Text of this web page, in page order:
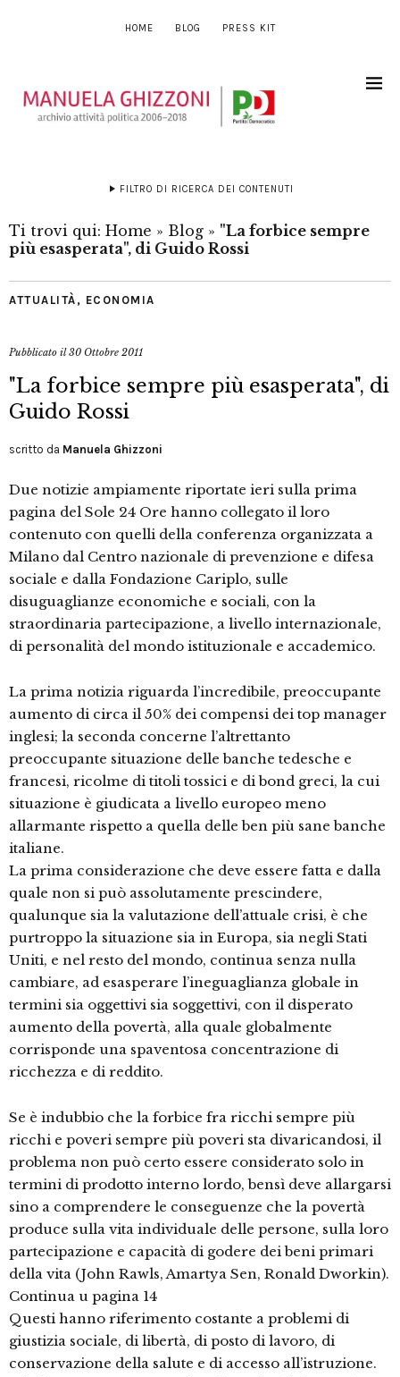
HOME BLOG PRESS KIT
FILTRO DI RICERCA DEI CONTENUTI
Ti trovi qui: Home » Blog » "La forbice sempre
più esasperata", di Guido Rossi
ATTUALITÀ , ECONOMIA
Pubblicato il30 Ottobre 2011
"La forbice sempre più esasperata", di
Guido Rossi
scritto da Manuela Ghizzoni
Due notizie ampiamente riportate ieri sulla prima
pagina del Sole 24 Ore hanno collegato il loro
contenuto con quelli della conferenza organizzata a
Milano dal Centro nazionale di prevenzione e difesa
sociale e dalla Fondazione Cariplo, sulle
disuguaglianze economiche e sociali, con la
straordinaria partecipazione, a livello internazionale,
di personalità del mondo istituzionale e accademico.
La prima notizia riguarda l’incredibile, preoccupante
aumento di circa il 50% dei compensi dei top manager
inglesi; la seconda concerne l’altrettanto
preoccupante situazione delle banche tedesche e
francesi, ricolme di titoli tossici e di bond greci, la cui
situazione è giudicata a livello europeo meno
allarmante rispetto a quella delle ben più sane banche
italiane.
La prima considerazione che deve essere fatta e dalla
quale non si può assolutamente prescindere,
qualunque sia la valutazione dell’attuale crisi, è che
purtroppo la situazione sia in Europa, sia negli Stati
Uniti, e nel resto del mondo, continua senza nulla
cambiare, ad esasperare l’ineguaglianza globale in
termini sia oggettivi sia soggettivi, con il disperato
aumento della povertà, alla quale globalmente
corrisponde una spaventosa concentrazione di
ricchezza e di reddito.
Se è indubbio che la forbice fra ricchi sempre più
ricchi e poveri sempre più poveri sta divaricandosi, il
problema non può certo essere considerato solo in
termini di prodotto interno lordo, bensì deve allargarsi
sino a comprendere le conseguenze che la povertà
produce sulla vita individuale delle persone, sulla loro
partecipazione e capacità di godere dei beni primari
della vita (John Rawls, Amartya Sen, Ronald Dworkin).
Continua u pagina 14
Questi hanno riferimento costante a problemi di
giustizia sociale, di libertà, di posto di lavoro, di
conservazione della salute e di accesso all’istruzione.